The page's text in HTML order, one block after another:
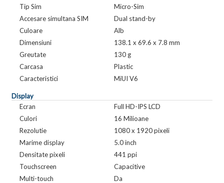
Tip Sim
Micro-Sim
Accesare simultana SIM
Dual stand-by
Culoare
Alb
Dimensiuni
138.1 x 69.6 x 7.8 mm
Greutate
130 g
Carcasa
Plastic
Caracteristici
MiUI V6
Display
Ecran
Full HD-IPS LCD
Culori
16 Milioane
Rezolutie
1080 x 1920 pixeli
Marime display
5.0 inch
Densitate pixeli
441 ppi
Touchscreen
Capacitive
Multi-touch
Da